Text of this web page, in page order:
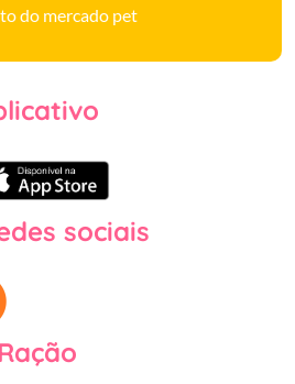
do mercado pet
sociais